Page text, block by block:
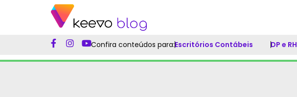
Confira conteúdos para:Escritórios Contábeis DP e RH